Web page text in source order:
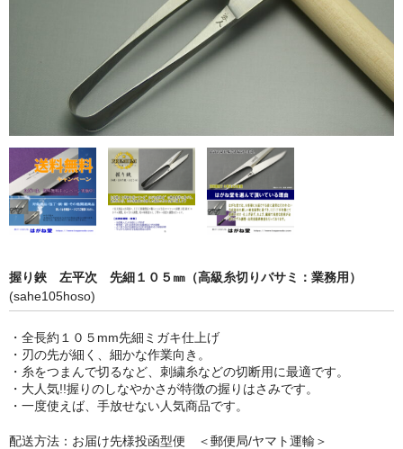
握り鋏 左平次 先細１０５㎜（高級糸切りバサミ：業務用）
(sahe105hoso)
・全長約１０５mm先細ミガキ仕上げ
・刃の先が細く、細かな作業向き。
・糸をつまんで切るなど、刺繍糸などの切断用に最適です。
・大人気!!握りのしなやかさが特徴の握りはさみです。
・一度使えば、手放せない人気商品です。
配送方法：お届け先様投函型便 ＜郵便局/ヤマト運輸＞